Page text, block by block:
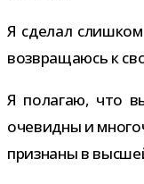
Я сде­лал
воз­вра­ща­юсь к
Я пола­гаю, что
оче­видны и
при­знаны в